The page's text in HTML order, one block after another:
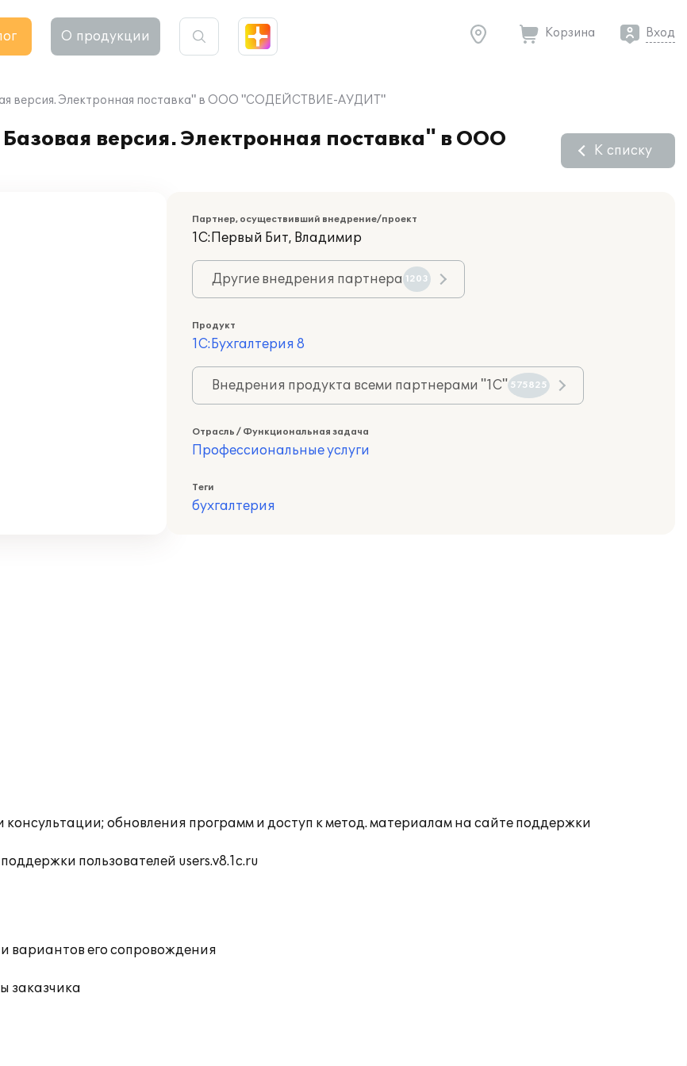
О продукции Корзина Вход
версия. Электронная поставка" в ООО "СОДЕЙСТВИЕ-АУДИТ"
версия. Электронная поставка" в ООО
К списку
Партнер, осуществивший внедрение/проект
1С:Первый Бит, Владимир
Другие внедрения партнера 1203
Продукт
1С:Бухгалтерия 8
Внедрения продукта всеми партнерами "1С" 575825
Отрасль / Функциональная задача
Профессиональные услуги
Теги
бухгалтерия
обновления программ и доступ к метод. материалам на сайте поддержки
пользователей users.v8.1c.ru
вариантов его сопровождения
заказчика